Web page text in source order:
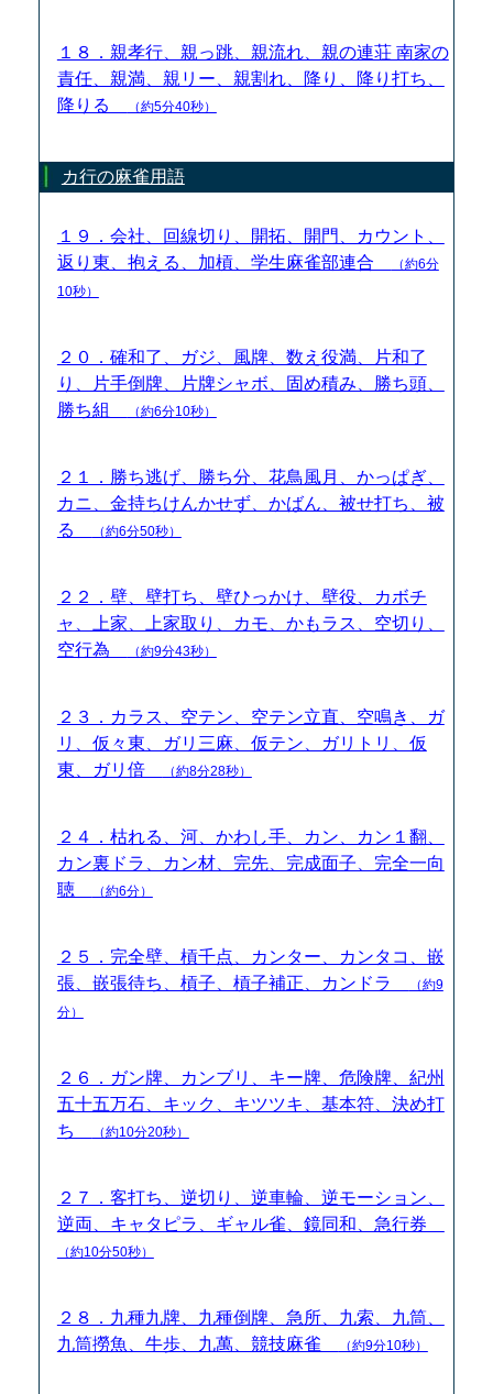
１８．親孝行、親っ跳、親流れ、親の連荘 南家の
責任、親満、親リー、親割れ、降り、降り打ち、
降りる
（約5分40秒）
カ行の麻雀用語
１９．会社、回線切り、開拓、開門、カウント、
返り東、抱える、加槓、学生麻雀部連合
（約6分
10秒）
２０．確和了、ガジ、風牌、数え役満、片和了
り、片手倒牌、片牌シャボ、固め積み、勝ち頭、
勝ち組
（約6分10秒）
２１．勝ち逃げ、勝ち分、花鳥風月、かっぱぎ、
カニ、金持ちけんかせず、かばん、被せ打ち、被
る
（約6分50秒）
２２．壁、壁打ち、壁ひっかけ、壁役、カボチ
ャ、上家、上家取り、カモ、かもラス、空切り、
空行為
（約9分43秒）
２３．カラス、空テン、空テン立直、空鳴き、ガ
リ、仮々東、ガリ三麻、仮テン、ガリトリ、仮
東、ガリ倍
（約8分28秒）
２４．枯れる、河、かわし手、カン、カン１翻、
カン裏ドラ、カン材、完先、完成面子、完全一向
聴
（約6分）
２５．完全壁、槓千点、カンター、カンタコ、嵌
張、嵌張待ち、槓子、槓子補正、カンドラ
（約9
分）
２６．ガン牌、カンブリ、キー牌、危険牌、紀州
五十五万石、キック、キツツキ、基本符、決め打
ち
（約10分20秒）
２７．客打ち、逆切り、逆車輪、逆モーション、
逆両、キャタピラ、ギャル雀、鏡同和、急行券
（約10分50秒）
２８．九種九牌、九種倒牌、急所、九索、九筒、
九筒撈魚、牛歩、九萬、競技麻雀
（約9分10秒）